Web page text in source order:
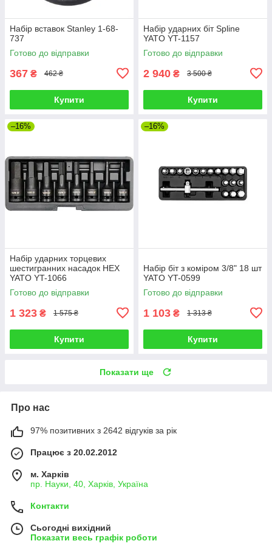
Набір вставок Stanley 1-68-
737
Готово до відправки
367 ₴ 462 ₴
Купити
Набір ударних біт Spline
YATO YT-1157
Готово до відправки
2 940 ₴ 3 500 ₴
Купити
–16%
Набір ударних торцевих
шестигранних насадок HEX
YATO YT-1066
Готово до відправки
1 323 ₴ 1 575 ₴
Купити
–16%
Набір біт з коміром 3/8" 18 шт
YATO YT-0599
Готово до відправки
1 103 ₴ 1 313 ₴
Купити
Показати ще
Про нас
97% позитивних з 2642 відгуків за рік
Працює з 20.02.2012
м. Харків
пр. Науки, 40, Харків, Україна
Контакти
Сьогодні вихідний
Показати весь графік роботи